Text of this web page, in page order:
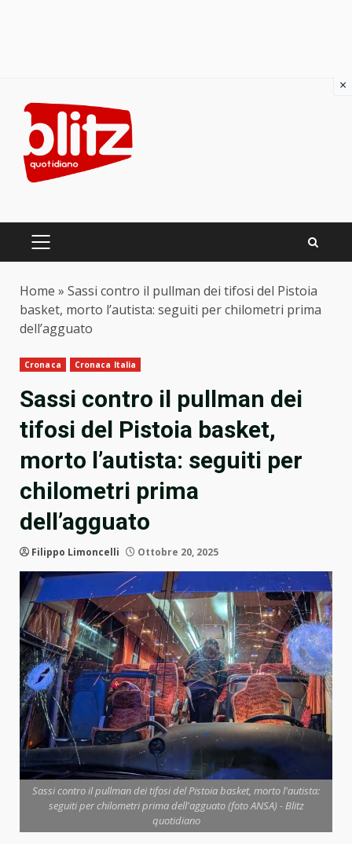
content
PRIMARY
Home » Sassi contro il pullman dei tifosi del Pistoia
basket, morto l’autista: seguiti per chilometri prima
dell’agguato
Cronaca Cronaca Italia
Sassi contro il pullman dei
tifosi del Pistoia basket,
morto l’autista: seguiti per
chilometri prima
dell’agguato
Filippo Limoncelli Ottobre 20, 2025
Sassi contro il pullman dei tifosi del Pistoia basket, morto l'autista:
seguiti per chilometri prima dell'agguato (foto ANSA) - Blitz
quotidiano
×